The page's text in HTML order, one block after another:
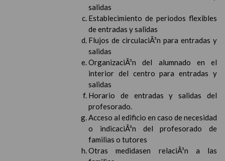
salidas
Establecimiento de periodos flexibles
de entradas y salidas
Flujos de circulaciÃ³n para entradas y
salidas
OrganizaciÃ³n del alumnado en el
interior del centro para entradas y
salidas
Horario de entradas y salidas del
profesorado.
Acceso al edificio en caso de necesidad
o indicaciÃ³n del profesorado de
familias o tutores
Otras medidasen relaciÃ³n a las